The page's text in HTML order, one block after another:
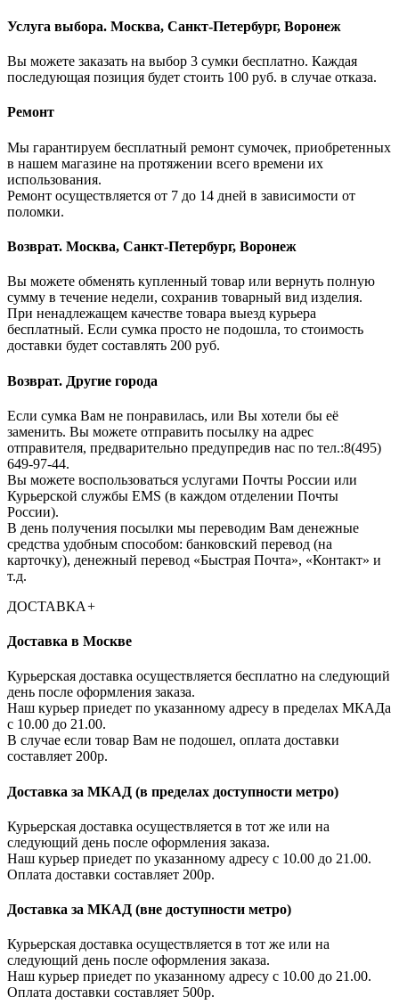
Услуга выбора. Москва, Санкт-Петербург, Воронеж
Вы можете заказать на выбор 3 сумки бесплатно. Каждая
последующая позиция будет стоить 100 руб. в случае отказа.
Ремонт
Мы гарантируем бесплатный ремонт сумочек, приобретенных
в нашем магазине на протяжении всего времени их
использования.
Ремонт осуществляется от 7 до 14 дней в зависимости от
поломки.
Возврат. Москва, Санкт-Петербург, Воронеж
Вы можете обменять купленный товар или вернуть полную
сумму в течение недели, сохранив товарный вид изделия.
При ненадлежащем качестве товара выезд курьера
бесплатный. Если сумка просто не подошла, то стоимость
доставки будет составлять 200 руб.
Возврат. Другие города
Если сумка Вам не понравилась, или Вы хотели бы её
заменить. Вы можете отправить посылку на адрес
отправителя, предварительно предупредив нас по тел.:8(495)
649-97-44.
Вы можете воспользоваться услугами Почты России или
Курьерской службы EMS (в каждом отделении Почты
России).
В день получения посылки мы переводим Вам денежные
средства удобным способом: банковский перевод (на
карточку), денежный перевод «Быстрая Почта», «Контакт» и
т.д.
ДОСТАВКА+
Доставка в Москве
Курьерская доставка осуществляется бесплатно на следующий
день после оформления заказа.
Наш курьер приедет по указанному адресу в пределах МКАДа
с 10.00 до 21.00.
В случае если товар Вам не подошел, оплата доставки
составляет 200р.
Доставка за МКАД (в пределах доступности метро)
Курьерская доставка осуществляется в тот же или на
следующий день после оформления заказа.
Наш курьер приедет по указанному адресу с 10.00 до 21.00.
Оплата доставки составляет 200р.
Доставка за МКАД (вне доступности метро)
Курьерская доставка осуществляется в тот же или на
следующий день после оформления заказа.
Наш курьер приедет по указанному адресу с 10.00 до 21.00.
Оплата доставки составляет 500р.